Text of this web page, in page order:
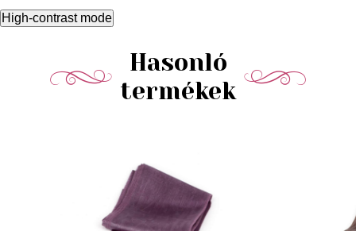
High-contrast mode
Hasonló
termékek